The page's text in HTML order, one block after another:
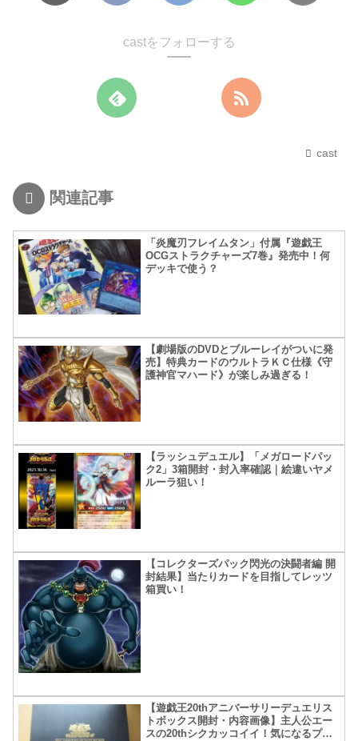
castをフォローする
cast
関連記事
「炎魔刃フレイムタン」付属『遊戯王
OCGストラクチャーズ7巻』発売中！何
デッキで使う？
【劇場版のDVDとブルーレイがついに発
売】特典カードのウルトラＫＣ仕様《守
護神官マハード》が楽しみ過ぎる！
【ラッシュデュエル】「メガロードパッ
ク2」3箱開封・封入率確認｜絵違いヤメ
ルーラ狙い！
【コレクターズパック閃光の決闘者編 開
封結果】当たりカードを目指してレッツ
箱買い！
【遊戯王20thアニバーサリーデュエリス
トボックス開封・内容画像】主人公エー
スの20thシクカッコイイ！気になるプレ